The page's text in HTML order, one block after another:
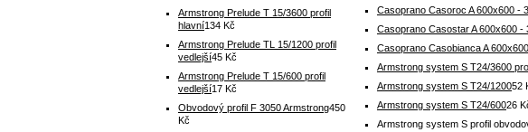
Casoprano Casoroc A 600x600 -
Casoprano Casostar A 600x600 -
Casoprano Casobianca A
Armstrong system S T24/3600
Armstrong system S T24/120052
Armstrong system S T24/60026
Armstrong system S profil
Armstrong Prelude T 15/3600 profil
hlavní134 Kč
Armstrong Prelude TL 15/1200 profil
vedlejší45 Kč
Armstrong Prelude T 15/600 profil
vedlejší17 Kč
Obvodový profil F 3050 Armstrong450
Kč